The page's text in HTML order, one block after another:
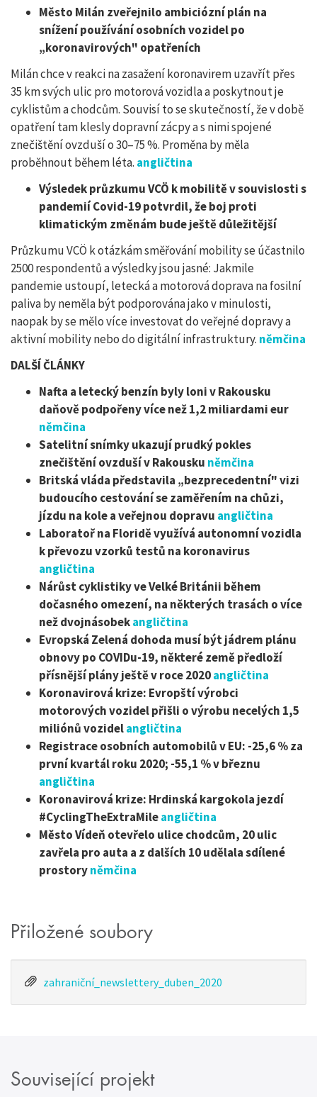
Město Milán zveřejnilo ambiciózní plán na
snížení používání osobních vozidel po
„koronavirových" opatřeních
Milán chce v reakci na zasažení koronavirem uzavřít přes
35 km svých ulic pro motorová vozidla a poskytnout je
cyklistům a chodcům. Souvisí to se skutečností, že v době
opatření tam klesly dopravní zácpy a s nimi spojené
znečištění ovzduší o 30–75 %. Proměna by měla
proběhnout během léta. angličtina
Výsledek průzkumu VCÖ k mobilitě v souvislosti s
pandemií Covid-19 potvrdil, že boj proti
klimatickým změnám bude ještě důležitější
Průzkumu VCÖ k otázkám směřování mobility se účastnilo
2500 respondentů a výsledky jsou jasné: Jakmile
pandemie ustoupí, letecká a motorová doprava na fosilní
paliva by neměla být podporována jako v minulosti,
naopak by se mělo více investovat do veřejné dopravy a
aktivní mobility nebo do digitální infrastruktury. němčina
DALŠÍ ČLÁNKY
Nafta a letecký benzín byly loni v Rakousku
daňově podpořeny více než 1,2 miliardami eur
němčina
Satelitní snímky ukazují prudký pokles
znečištění ovzduší v Rakousku němčina
Britská vláda představila „bezprecedentní" vizi
budoucího cestování se zaměřením na chůzi,
jízdu na kole a veřejnou dopravu angličtina
Laboratoř na Floridě využívá autonomní vozidla
k převozu vzorků testů na koronavirus
angličtina
Nárůst cyklistiky ve Velké Británii během
dočasného omezení, na některých trasách o více
než dvojnásobekangličtina
Evropská Zelená dohoda musí být jádrem plánu
obnovy po COVIDu-19, některé země předloží
přísnější plány ještě v roce 2020angličtina
Koronavirová krize: Evropští výrobci
motorových vozidel přišli o výrobu necelých 1,5
miliónů vozidelangličtina
Registrace osobních automobilů v EU: -25,6 % za
první kvartál roku 2020; -55,1 % v březnu
angličtina
Koronavirová krize: Hrdinská kargokola jezdí
#CyclingTheExtraMileangličtina
Město Vídeň otevřelo ulice chodcům, 20 ulic
zavřela pro auta a z dalších 10 udělala sdílené
prostoryněmčina
Přiložené soubory
zahraniční_newslettery_duben_2020
Související projekt